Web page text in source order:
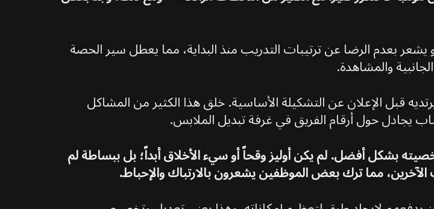
بعدم الرضا عن ترتيبات التدريب منذ البداية، مما يعطل سير الحصة
والمشاهدة.
كان مهووساً بارتداء القميص رقم 10 وغالباً ما يرتديه قبل الإعلان عن التشكيلة الأساسية. خلق هذا الكثير من المشاكل
حول أرقام الفريق في غرفة تبديل الملابس.
بشكل أفضل. لم يكن أوليز وقحاً أو سيء الأخلاق أبداً؛ بل ببساطة لم
الآخرين، مما ترك بعض الموظفين يشعرون بالارتباك والإحباط.